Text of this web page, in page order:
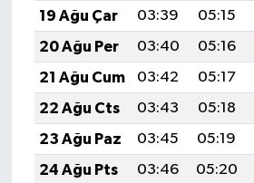
19 Ağu Çar
03:39 05:15
20 Ağu Per
03:40 05:16
21 Ağu Cum
03:42 05:17
22 Ağu Cts
03:43 05:18
23 Ağu Paz
03:45 05:19
24 Ağu Pts
03:46 05:20